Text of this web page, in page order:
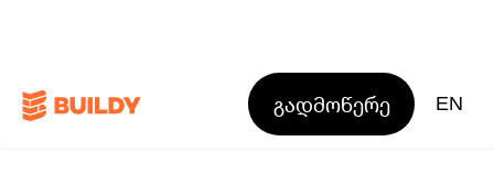
გადმოწერე EN